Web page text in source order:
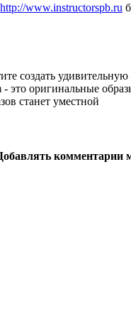
http://www.instructorspb.ru
создать
- это оригинальные
станет уместной
комментарии